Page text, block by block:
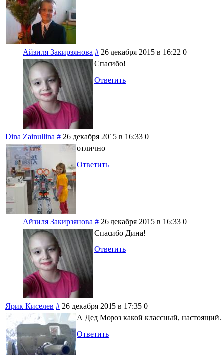
Айзиля Закирзянова # 26 декабря 2015 в 16:22 0
Спасибо!
Ответить
Dina Zainullina # 26 декабря 2015 в 16:33 0
отлично
Ответить
Айзиля Закирзянова # 26 декабря 2015 в 16:33 0
Спасибо Дина!
Ответить
Ярик Киселев # 26 декабря 2015 в 17:35 0
А Дед Мороз какой классный, настоящий.
Ответить